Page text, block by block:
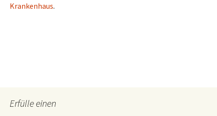
Krankenhaus.
Erfülle einen